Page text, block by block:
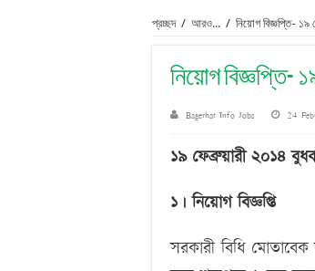
প্রচ্ছদ / আরও... / নিয়োগ বিজ্ঞপ্তি- ১৯
নিয়োগ বিজ্ঞপ্তি-
Bagerhat Info Jobs 24
১৯ ফেব্রুয়ারী ২০১৪
১। নিয়োগ বিজ্ঞপ্তি
সরকারী বিধি মোতাবেক